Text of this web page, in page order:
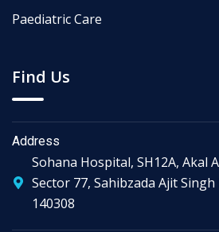
Paediatric Care
Find Us
Address
Sohana Hospital, SH12A, Akal
Sector 77, Sahibzada Ajit
140308